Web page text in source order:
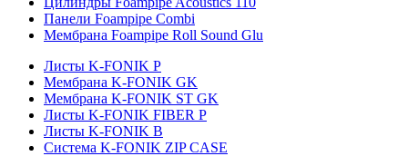
Панели Foampipe Combi
Мембрана Foampipe Roll Sound Glu
Листы K-FONIK P
Мембрана K-FONIK GK
Мембрана K-FONIK ST GK
Листы K-FONIK FIBER P
Листы K-FONIK B
Система K-FONIK ZIP CASE